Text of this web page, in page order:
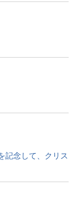
記念して、クリス